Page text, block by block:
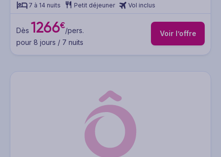
7 à 14 nuits Petit déjeuner Vol inclus
Dès 1266€/pers.
pour 8 jours / 7 nuits
Voir l’offre